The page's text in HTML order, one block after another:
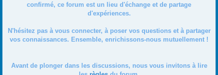
confirmé, ce forum est un lieu d'échange et de partage
d'expériences.
N'hésitez pas à vous connecter, à poser vos questions et à partager
vos connaissances. Ensemble, enrichissons-nous mutuellement !
Avant de plonger dans les discussions, nous vous invitons à lire